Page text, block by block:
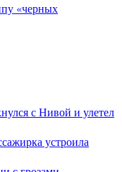
«черных
с Нивой и улетел
устроила